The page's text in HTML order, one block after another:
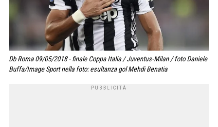
Db Roma 09/05/2018 - finale Coppa Italia / Juventus-Milan / foto Daniele
Buffa/Image Sport nella foto: esultanza gol Mehdi Benatia